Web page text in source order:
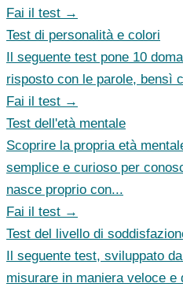
Fai il test →
Test di personalità e colori
Il seguente test pone 10
risposto con le parole, bensì
Fai il test →
Test dell'età mentale
Scoprire la propria età
semplice e curioso per
nasce proprio con...
Fai il test →
Test del livello di
Il seguente test, sviluppato
misurare in maniera veloce